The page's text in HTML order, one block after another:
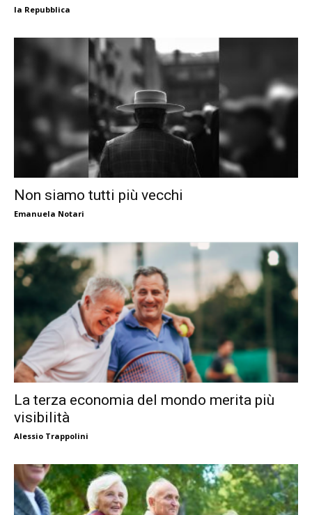
la Repubblica
Non siamo tutti più vecchi
Emanuela Notari
La terza economia del mondo merita più
visibilità
Alessio Trappolini